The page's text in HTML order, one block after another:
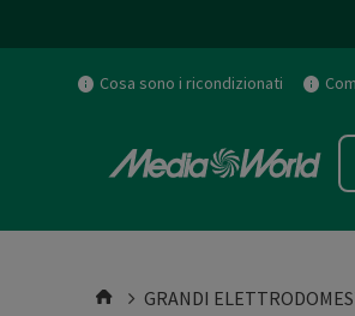
Cosa sono i ricondizionati
GRANDI